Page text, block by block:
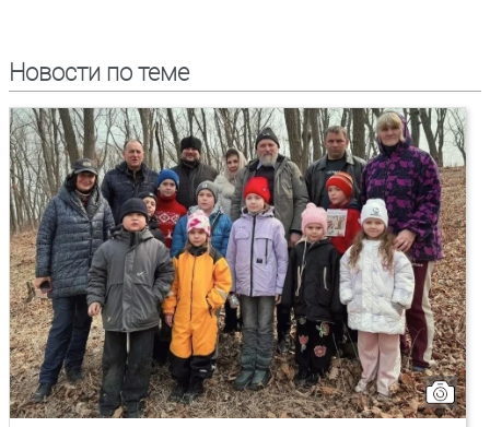
Новости по теме